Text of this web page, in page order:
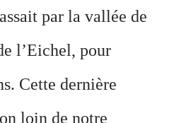
par la vallée de
l’Eichel, pour
Cette dernière
loin de notre